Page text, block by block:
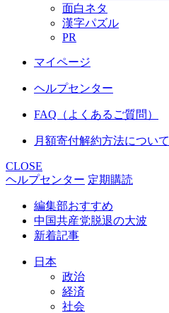
面白ネタ
漢字パズル
PR
マイページ
ヘルプセンター
FAQ（よくあるご質問）
月額寄付解約方法について
CLOSE
ヘルプセンター 定期購読
編集部おすすめ
中国共産党脱退の大波
新着記事
日本
政治
経済
社会